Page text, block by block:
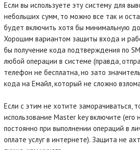
Если вы используете эту систему для
небольших сумм, то можно все так и
будет включить хотя бы минимальную
Хорошим вариантом защиты входа и
бы получение кода подтверждения по
любой операции в системе (правда,
телефон не бесплатна, но зато
кода на Емайл, который не сложно
Если с этим не хотите заморачиваться,
использование Master key включите
постоянно при выполнении операций в
оплате услуг в интернете). Защита не